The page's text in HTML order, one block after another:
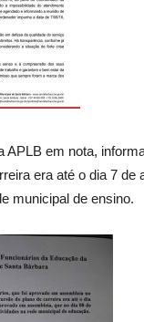
APLB em nota,
era até o dia 7
municipal de ensino.